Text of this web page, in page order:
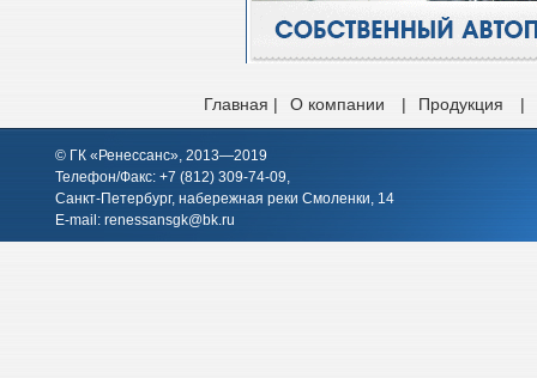
Главная | О компании | Продукция |
© ГК «Ренессанс», 2013—2019
Телефон/Факс: +7 (812) 309-74-09,
Санкт-Петербург, набережная реки Смоленки, 14
E-mail: renessansgk@bk.ru